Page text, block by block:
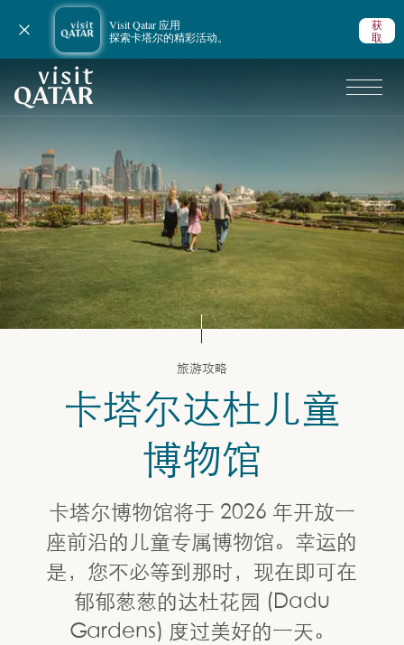
Visit Qatar 应用
探索卡塔尔的精彩活动。
获
取
关闭通知
VisitQatar 首页
艺术与文化
卡塔尔标志性博物馆
旅游攻略
卡塔尔达杜儿童
博物馆
卡塔尔博物馆将于 2026 年开放一
座前沿的儿童专属博物馆。幸运的
是，您不必等到那时，现在即可在
郁郁葱葱的达杜花园 (Dadu
Gardens) 度过美好的一天。